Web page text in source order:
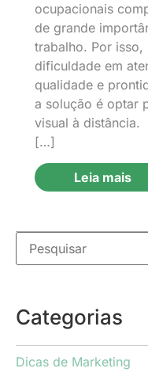
ocupacionais
de grande
trabalho. Por isso,
dificuldade em
qualidade e
a solução é optar
visual à
[…]
Leia mais
Categorias
Dicas de Marketing